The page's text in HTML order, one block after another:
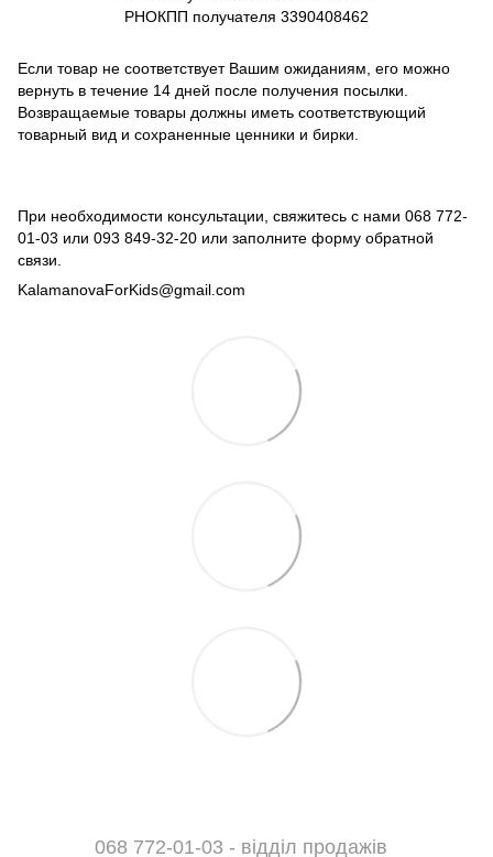
РНОКПП получателя 3390408462
Если товар не соответствует Вашим ожиданиям, его можно
вернуть в течение 14 дней после получения посылки.
Возвращаемые товары должны иметь соответствующий
товарный вид и сохраненные ценники и бирки.
При необходимости консультации, свяжитесь с нами 068 772-
01-03 или 093 849-32-20 или заполните форму обратной
связи.
KalamanovaForKids@gmail.com
068 772-01-03 - відділ продажів